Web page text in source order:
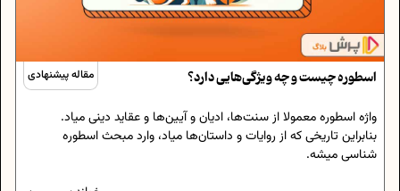
مقاله پیشنهادی اسطوره چیست و چه ویژگی‌هایی دارد؟
واژه اسطوره معمولا از سنت‌ها، ادیان و آیین‌ها و عقاید دینی میاد.
بنابراین تاریخی که از روایات و داستان‌ها میاد، وارد مبحث اسطوره
‌شناسی میشه.